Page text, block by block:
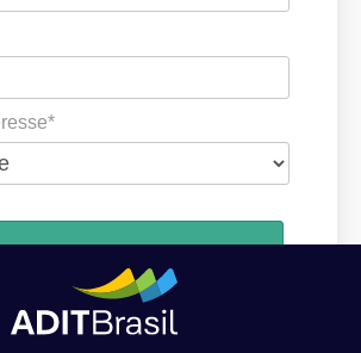
concorda em receber comunicações da ADIT